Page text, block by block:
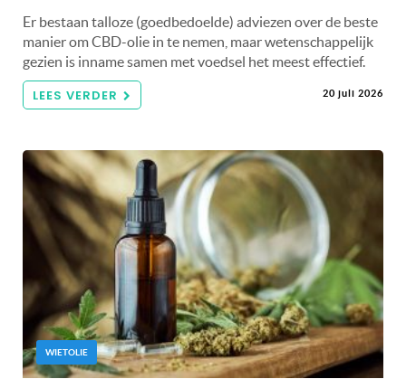
Er bestaan talloze (goedbedoelde) adviezen over de beste
manier om CBD-olie in te nemen, maar wetenschappelijk
gezien is inname samen met voedsel het meest effectief.
LEES VERDER 20 juli 2026
WIETOLIE